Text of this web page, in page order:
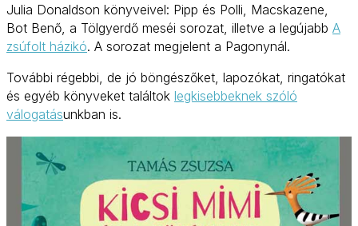
Julia Donaldson könyveivel: Pipp és Polli, Macskazene,
Bot Benő, a Tölgyerdő meséi sorozat, illetve a legújabb A
zsúfolt házikó. A sorozat megjelent a Pagonynál.
További régebbi, de jó böngészőket, lapozókat, ringatókat
és egyéb könyveket találtok legkisebbeknek szóló
válogatásunkban is.